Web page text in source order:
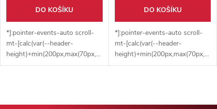
DO KOŠÍKU
*]:pointer-events-auto scroll-
mt-[calc(var(--header-
height)+min(200px,max(70px,20svh)))]"
dir="auto" data-turn-
DO KOŠÍKU
*]:pointer-events-auto scroll-
mt-[calc(var(--header-
dir="auto" data-turn-